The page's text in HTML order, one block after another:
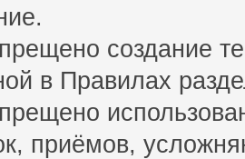
создание
в Правилах
приёмов,